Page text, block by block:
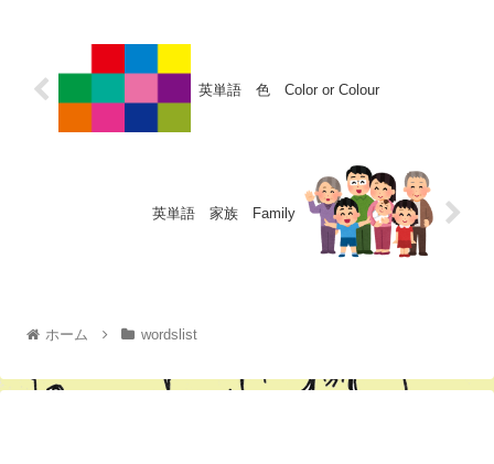
英単語 色 Color or Colour
英単語 家族 Family
ホーム wordslist